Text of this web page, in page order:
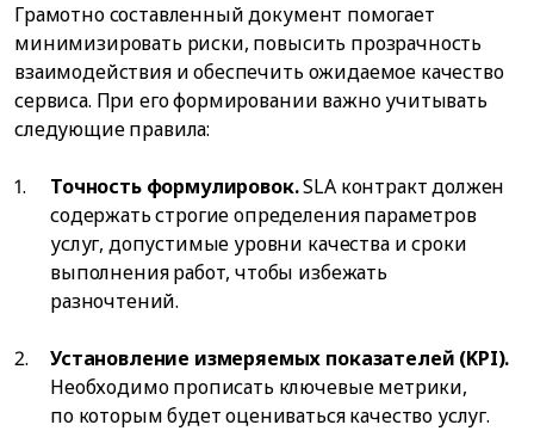
Грамотно составленный документ помогает
минимизировать риски, повысить прозрачность
взаимодействия и обеспечить ожидаемое качество
сервиса. При его формировании важно учитывать
следующие правила:
Точность формулировок.SLA контракт должен
содержать строгие определения параметров
услуг, допустимые уровни качества и сроки
выполнения работ, чтобы избежать
разночтений.
Установление измеряемых показателей (KPI).
Необходимо прописать ключевые метрики,
по которым будет оцениваться качество услуг.